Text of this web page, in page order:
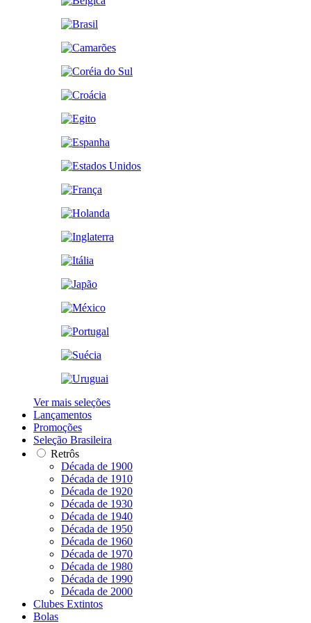
Ver mais seleções
Lançamentos
Promoções
Seleção Brasileira
Retrôs
Década de 1900
Década de 1910
Década de 1920
Década de 1930
Década de 1940
Década de 1950
Década de 1960
Década de 1970
Década de 1980
Década de 1990
Década de 2000
Clubes Extintos
Bolas